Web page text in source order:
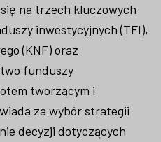
na trzech kluczowych
inwestycyjnych (TFI),
(KNF) oraz
funduszy
tworzącym i
za wybór strategii
decyzji dotyczących